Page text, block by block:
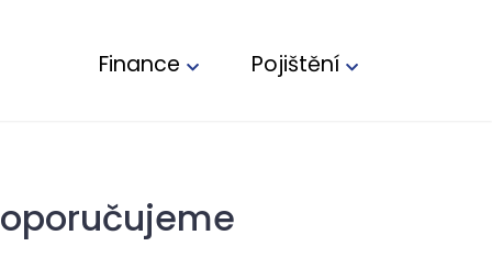
Finance Pojištění